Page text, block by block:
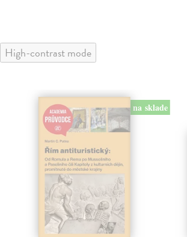
High-contrast mode
na sklade